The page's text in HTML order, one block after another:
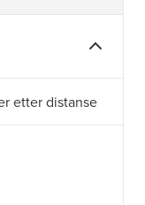
etter distanse